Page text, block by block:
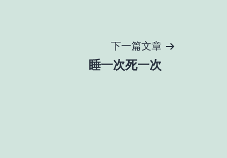
下一篇文章
睡一次死一次